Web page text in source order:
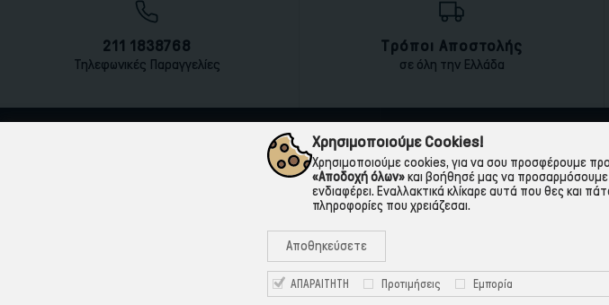
211 1838768
Τηλεφωνικές Παραγγελίες
Τρόποι Αποστολής
σε όλη την Ελλάδα
ΠΛΗΡΟΦΟΡΙΕΣ
Η εταιρεία
Όροι Χρήσης
Χρησιμοποιούμε Cookies!
Χρησιμοποιούμε cookies, για να σου προσφέρουμε
«Αποδοχή όλων»και βοήθησέ μας να προσαρμόσουμε
ενδιαφέρει. Εναλλακτικά κλίκαρε αυτά που θες και
πληροφορίες που χρειάζεσαι.
Αποθηκεύσετε
ΑΠΑΡΑΙΤΗΤΗ Προτιμήσεις Εμπορία